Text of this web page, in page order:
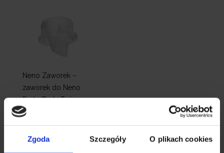
Zgoda Szczegóły O plikach cookies
Neno Zaworek –
zaworek do Neno
Perla/Perla Twin
19,00 zł